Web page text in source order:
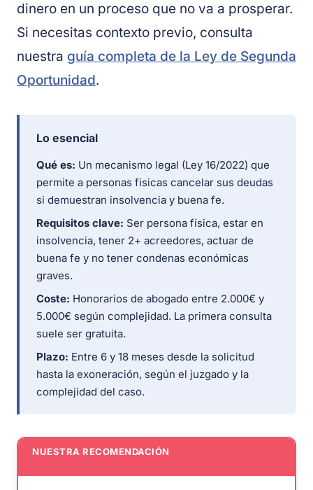
dinero en un proceso que no va a prosperar.
Si necesitas contexto previo, consulta
nuestra guía completa de la Ley de Segunda
Oportunidad.
Lo esencial
Qué es: Un mecanismo legal (Ley 16/2022) que
permite a personas fisicas cancelar sus deudas
si demuestran insolvencia y buena fe.
Requisitos clave: Ser persona física, estar en
insolvencia, tener 2+ acreedores, actuar de
buena fe y no tener condenas económicas
graves.
Coste: Honorarios de abogado entre 2.000€ y
5.000€ según complejidad. La primera consulta
suele ser gratuita.
Plazo: Entre 6 y 18 meses desde la solicitud
hasta la exoneración, según el juzgado y la
complejidad del caso.
NUESTRA RECOMENDACIÓN